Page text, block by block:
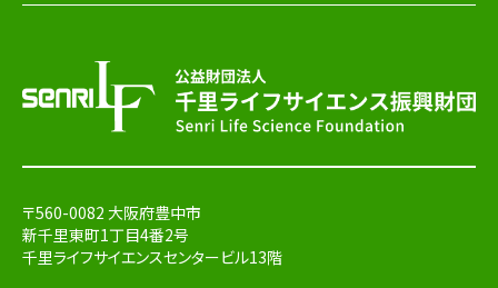
〒560-0082 大阪府豊中市
新千里東町1丁目4番2号
千里ライフサイエンスセンタービル13階